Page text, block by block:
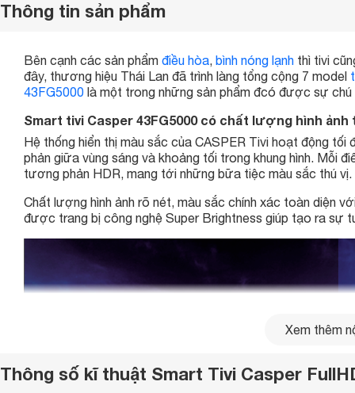
Thông tin sản phẩm
Bên cạnh các sản phẩm điều hòa, bình nóng lạnh thì tivi
đây, thương hiệu Thái Lan đã trình làng tổng cộng 7 model
43FG5000 là một trong những sản phẩm đcó được sự
Smart tivi Casper 43FG5000 có chất lượng hình ảnh
Hệ thống hiển thị màu sắc của CASPER Tivi hoạt động
phản giữa vùng sáng và khoảng tối trong khung hình. Mỗi
tương phản HDR, mang tới những bữa tiệc màu sắc thú vị.
Chất lượng hình ảnh rõ nét, màu sắc chính xác toàn diện
được trang bị công nghệ Super Brightness giúp tạo ra sự
Xem thêm
Thông số kĩ thuật Smart Tivi Casper